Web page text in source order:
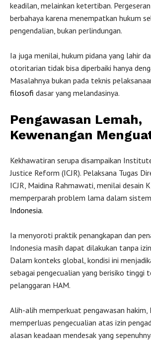
keadilan, melainkan ketertiban.
berbahaya karena menempatkan hukum
pengendalian, bukan perlindungan.
Ia juga menilai, hukum pidana yang lahir
otoritarian tidak bisa diperbaiki hanya
Masalahnya bukan pada teknis
filosofi dasar yang melandasinya.
Pengawasan Lemah,
Kewenangan
Kekhawatiran serupa disampaikan
Justice Reform (ICJR). Pelaksana Tugas
ICJR, Maidina Rahmawati, menilai desain
memperparah problem lama dalam
Indonesia.
Ia menyoroti praktik penangkapan dan
Indonesia masih dapat dilakukan tanpa
Dalam konteks global, kondisi ini
sebagai pengecualian yang berisiko tinggi
pelanggaran HAM.
Alih-alih memperkuat pengawasan hakim,
memperluas pengecualian atas izin
alasan keadaan mendesak yang